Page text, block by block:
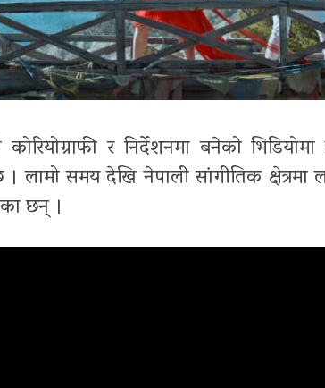
र निर्देशनमा बनेको
लामो समय देखि नेपाली सांगीतिक
छन् ।